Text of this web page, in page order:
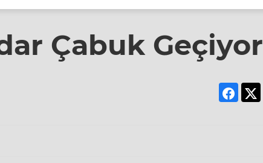
Çabuk Geçiyor